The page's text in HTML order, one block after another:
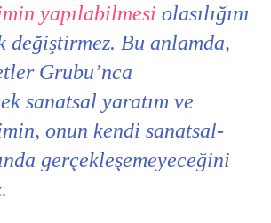
yapılabilmesi olasılığını
değiştirmez. Bu anlamda,
Grubu’nca
sanatsal yaratım ve
onun kendi sanatsal-
gerçekleşemeyeceğini